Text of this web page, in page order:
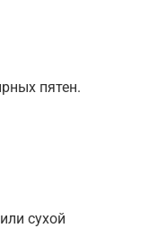
пятен.
сухой